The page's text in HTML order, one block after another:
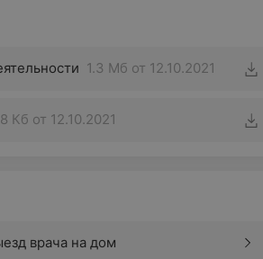
вдаль, он начинает щуриться,
диагностике зрительной
нарушения зрения у
1.3 Мб от 12.10.2021
Кб от 12.10.2021
врача на дом